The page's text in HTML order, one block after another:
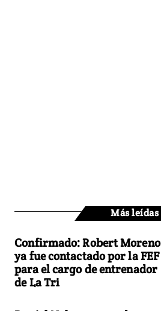
Más leídas
Confirmado: Robert Moreno
ya fue contactado por la FEF
para el cargo de entrenador
de La Tri